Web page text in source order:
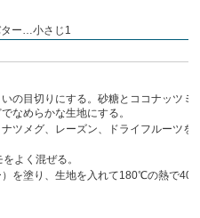
ター…小さじ1
の目切りにする。砂糖とココナッツミ
なめらかな生地にする。
ツメグ、レーズン、ドライフルーツを
よく混ぜる。
を塗り、生地を入れて180℃の熱で40